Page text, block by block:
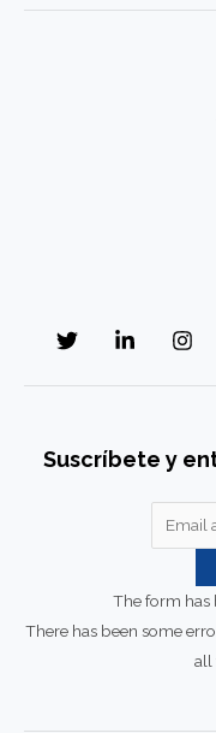
Suscríbete y
The form has
There has been some
all